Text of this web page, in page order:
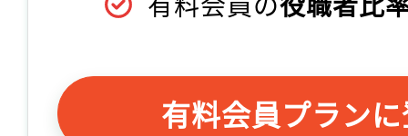
有料会員プラン